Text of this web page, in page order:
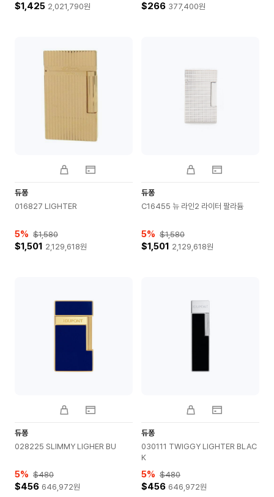
$1,425 2,021,790원 $266 377,400원
듀퐁
016827 LIGHTER
5% $1,580
$1,501 2,129,618원
듀퐁
C16455 뉴 라인2 라이터 팔라듐
5% $1,580
$1,501 2,129,618원
듀퐁
028225 SLIMMY LIGHER BU
5% $480
$456 646,972원
듀퐁
030111 TWIGGY LIGHTER BLAC
K
5% $480
$456 646,972원